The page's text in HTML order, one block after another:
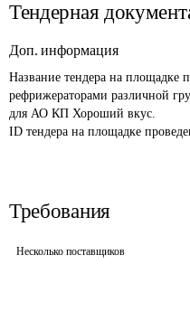
Тендерная
Доп. информация
Название тендера на площадке
рефрижераторами различной
для АО КП Хороший вкус.
ID тендера на площадке
Требования
Несколько поставщиков